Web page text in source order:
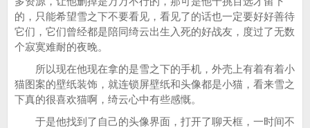
的，只能希望雪之下不要看见，看见了的话也一定要好好善待
它们，它们曾经都是陪同绮云出生入死的好战友，度过了无数
个寂寞难耐的夜晚。
所以现在他现在拿的是雪之下的手机，外壳上有着有着小
猫图案的壁纸装饰，就连锁屏壁纸和头像都是小猫，看来雪之
下真的很喜欢猫啊，绮云心中有些感慨。
于是他找到了自己的头像界面，打开了聊天框，一时间不